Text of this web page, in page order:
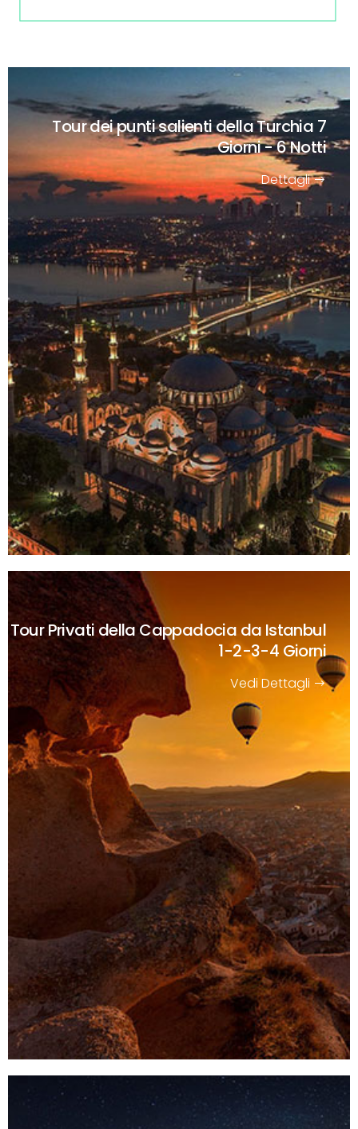
Tour dei punti salienti della Turchia 7
Giorni - 6 Notti
Dettagli
Tour Privati della Cappadocia da Istanbul
1-2-3-4 Giorni
Vedi Dettagli